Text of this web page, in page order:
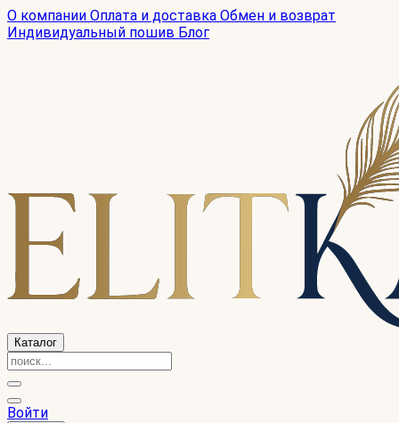
О компании Оплата и доставка Обмен и возврат
Индивидуальный пошив Блог
Каталог
Войти